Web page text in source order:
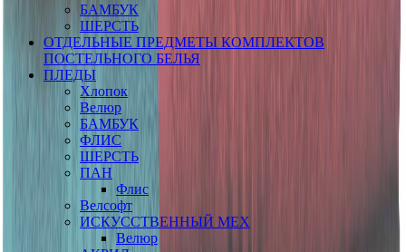
БАМБУК
ШЕРСТЬ
ОТДЕЛЬНЫЕ ПРЕДМЕТЫ КОМПЛЕКТОВ
ПОСТЕЛЬНОГО БЕЛЬЯ
ПЛЕДЫ
Хлопок
Велюр
БАМБУК
ФЛИС
ШЕРСТЬ
ПАН
Флис
Велсофт
ИСКУССТВЕННЫЙ МЕХ
Велюр